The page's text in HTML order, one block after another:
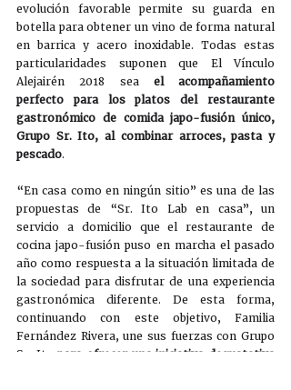
evolución favorable permite su guarda en
botella para obtener un vino de forma natural
en barrica y acero inoxidable. Todas estas
particularidades suponen que El Vínculo
Alejairén 2018 sea el acompañamiento
perfecto para los platos del restaurante
gastronómico de comida japo-fusión único,
Grupo Sr. Ito, al combinar arroces, pasta y
pescado.
“En casa como en ningún sitio” es una de las
propuestas de “Sr. Ito Lab en casa”, un
servicio a domicilio que el restaurante de
cocina japo-fusión puso en marcha el pasado
año como respuesta a la situación limitada de
la sociedad para disfrutar de una experiencia
gastronómica diferente. De esta forma,
continuando con este objetivo, Familia
Fernández Rivera, une sus fuerzas con Grupo
Sr. Ito para ofrecer una iniciativa degustativa